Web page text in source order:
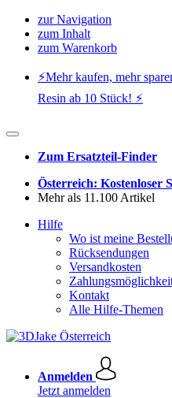
zur Navigation
zum Inhalt
zum Warenkorb
⚡️Mehr kaufen, mehr
Resin ab 10 Stück! ⚡️
Zum Ersatzteil-Finder
Österreich: Kostenloser
Mehr als 11.100 Artikel
Hilfe
Wo ist meine
Rücksendungen
Versandkosten
Kontakt
Alle Hilfe-Themen
Anmelden
Jetzt anmelden